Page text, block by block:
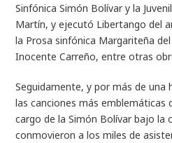
Sinfónica Simón Bolívar y la
Martín, y ejecutó Libertango del
la Prosa sinfónica Margariteña
Inocente Carreño, entre otras
Seguidamente, y por más de una
las canciones más emblemáticas
cargo de la Simón Bolívar bajo la
conmovieron a los miles de